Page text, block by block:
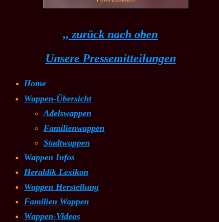
,, zurück nach oben
Unsere Pressemitteilungen
Home
Wappen-Übersicht
Adelswappen
Familienwappen
Stadtwappen
Wappen Infos
Heraldik Lexikon
Wappen Herstellung
Familien Wappen
Wappen-Videos